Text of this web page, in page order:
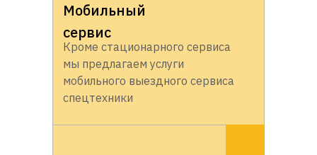
Мобильный
сервис
Кроме стационарного сервиса
мы предлагаем услуги
мобильного выездного сервиса
спецтехники